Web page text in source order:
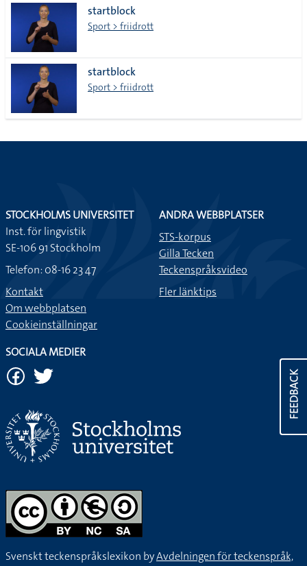
startblock
Sport > friidrott
startblock
Sport > friidrott
FEEDBACK
STOCKHOLMS UNIVERSITET
Inst. för lingvistik
SE-106 91 Stockholm
Telefon: 08-16 23 47
Kontakt
Om webbplatsen
Cookieinställningar
ANDRA WEBBPLATSER
STS-korpus
Gilla Tecken
Teckenspråksvideo
Fler länktips
SOCIALA MEDIER
Svenskt teckenspråkslexikon byAvdelningen för teckenspråk,